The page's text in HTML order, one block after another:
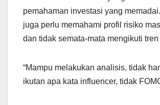
pemahaman investasi yang
juga perlu memahami profil risiko
dan tidak semata-mata mengikuti tren
“Mampu melakukan analisis, tidak
ikutan apa kata influencer, tidak